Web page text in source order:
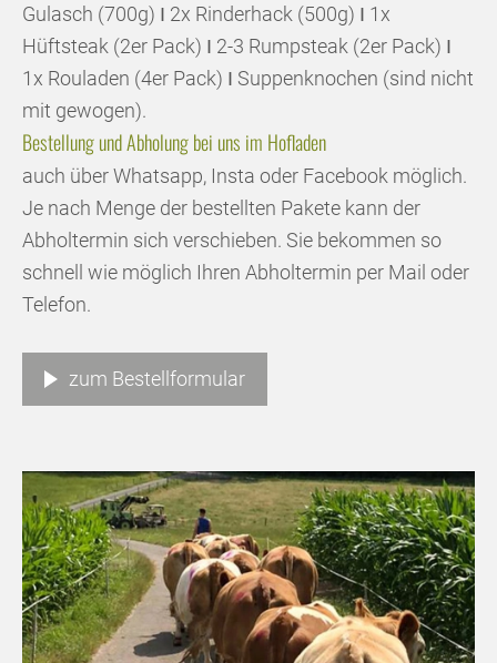
Gulasch (700g) Ι 2x Rinderhack (500g) Ι 1x
Hüftsteak (2er Pack) Ι 2-3 Rumpsteak (2er Pack) Ι
1x Rouladen (4er Pack) Ι Suppenknochen (sind nicht
mit gewogen).
Bestellung und Abholung bei uns im Hofladen
auch über Whatsapp, Insta oder Facebook möglich.
Je nach Menge der bestellten Pakete kann der
Abholtermin sich verschieben. Sie bekommen so
schnell wie möglich Ihren Abholtermin per Mail oder
Telefon.
zum Bestellformular